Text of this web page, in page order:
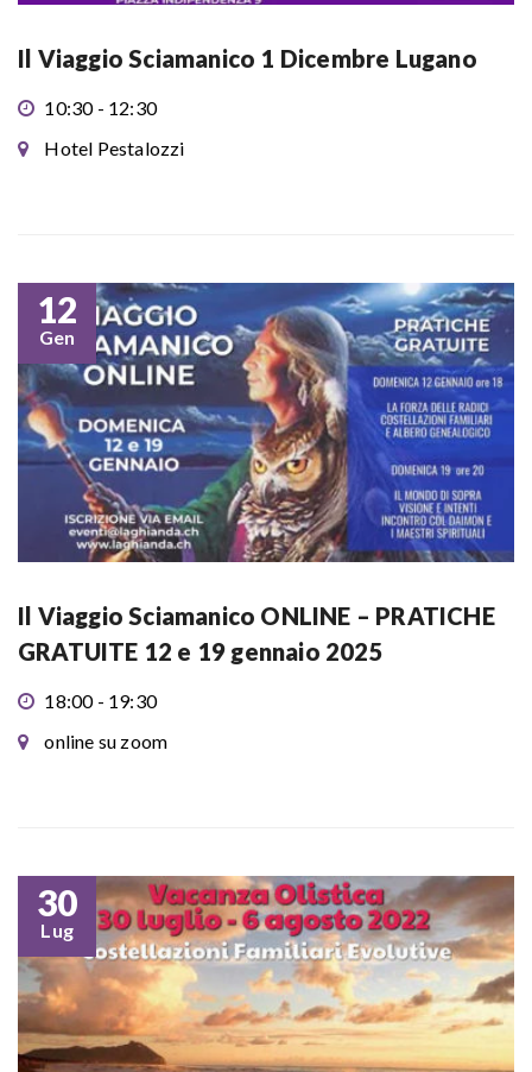
Il Viaggio Sciamanico 1 Dicembre Lugano
10:30 - 12:30
Hotel Pestalozzi
12
Gen
Il Viaggio Sciamanico ONLINE – PRATICHE
GRATUITE 12 e 19 gennaio 2025
18:00 - 19:30
online su zoom
30
Lug